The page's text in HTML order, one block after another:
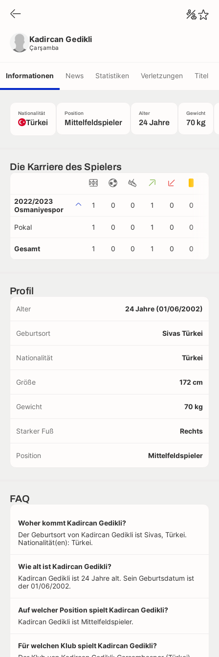
Kadircan Gedikli
Çarşamba
Informationen News Statistiken Verletzungen Titel
Nationalität
Türkei
Position
Mittelfeldspieler
Alter
24 Jahre
Gewicht
70 kg
Die Karriere des Spielers
2022/2023
Osmaniyespor
1 0 0 1 0 0
Pokal 1 0 0 1 0 0
Gesamt 1 0 0 1 0 0
Profil
Alter 24 Jahre (01/06/2002)
Geburtsort Sivas Türkei
Nationalität Türkei
Größe 172 cm
Gewicht 70 kg
Starker Fuß Rechts
Position Mittelfeldspieler
FAQ
Woher kommt Kadircan Gedikli?
Der Geburtsort von Kadircan Gedikli ist Sivas, Türkei.
Nationalität(en): Türkei.
Wie alt ist Kadircan Gedikli?
Kadircan Gedikli ist 24 Jahre alt. Sein Geburtsdatum ist
der 01/06/2002.
Auf welcher Position spielt Kadircan Gedikli?
Kadircan Gedikli ist Mittelfeldspieler.
Für welchen Klub spielt Kadircan Gedikli?